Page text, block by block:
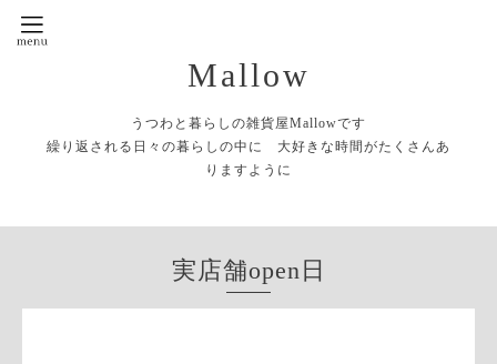
Mallow
うつわと暮らしの雑貨屋Mallowです
繰り返される日々の暮らしの中に 大好きな時間がたくさんあ
りますように
実店舗open日